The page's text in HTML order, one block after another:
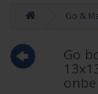
Go &
Go